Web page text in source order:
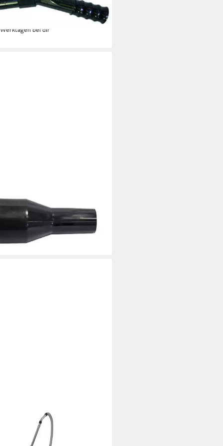
für stufenlose
bei dir
€
ausverkauft
mtl. in 24 Raten
Werktagen bei dir